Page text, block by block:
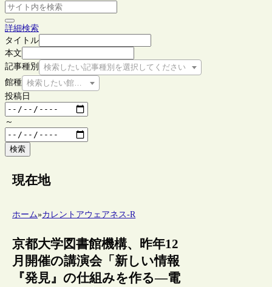
詳細検索
タイトル
本文
記事種別
検索したい記事種別を選択してください
館種 検索したい館種を選択してください
投稿日
～
検索
現在地
ホーム»カレントアウェアネス-R
京都大学図書館機構、昨年12
月開催の講演会「新しい情報
『発見』の仕組みを作る―電